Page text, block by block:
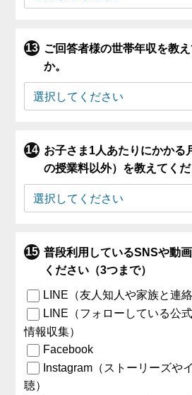
ご回答者様の世帯年収を教
か。
お子さま1人あたりにかかる
の授業料以外）を教えてくだ
普段利用しているSNSや動
ください（3つまで）
LINE（友人知人や家族と連絡
LINE（フォローしている公
情報収集）
Facebook
Instagram（ストーリーズや
聴）